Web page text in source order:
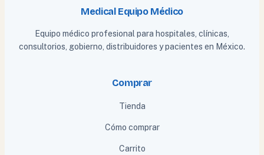
Medical Equipo Médico
Equipo médico profesional para hospitales, clínicas,
consultorios, gobierno, distribuidores y pacientes en México.
Comprar
Tienda
Cómo comprar
Carrito